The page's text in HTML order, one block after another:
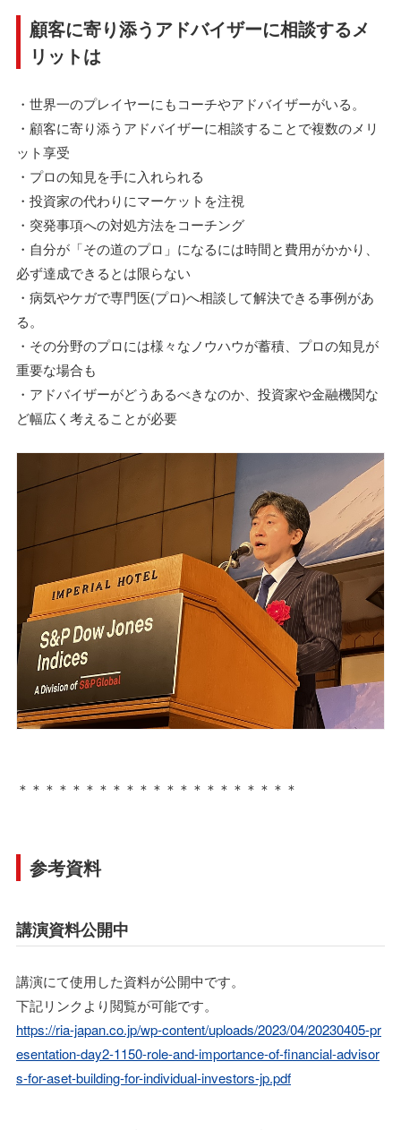
顧客に寄り添うアドバイザーに相談するメ
リットは
・世界一のプレイヤーにもコーチやアドバイザーがいる。
・顧客に寄り添うアドバイザーに相談することで複数のメリ
ット享受
・プロの知見を手に入れられる
・投資家の代わりにマーケットを注視
・突発事項への対処方法をコーチング
・自分が「その道のプロ」になるには時間と費用がかかり、
必ず達成できるとは限らない
・病気やケガで専門医(プロ)へ相談して解決できる事例があ
る。
・その分野のプロには様々なノウハウが蓄積、プロの知見が
重要な場合も
・アドバイザーがどうあるべきなのか、投資家や金融機関な
ど幅広く考えることが必要
＊＊＊＊＊＊＊＊＊＊＊＊＊＊＊＊＊＊＊＊＊
参考資料
講演資料公開中
講演にて使用した資料が公開中です。
下記リンクより閲覧が可能です。
https://ria-japan.co.jp/wp-content/uploads/2023/04/20230405-pr
esentation-day2-1150-role-and-importance-of-financial-advisor
s-for-aset-building-for-individual-investors-jp.pdf